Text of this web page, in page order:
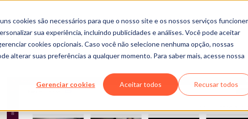
cookies são necessários para que o nosso site e os nossos serviços
sua experiência, incluindo publicidades e análises. Você pode aceitar
cookies opcionais. Caso você não selecione nenhuma opção, nossas
alterar suas preferências a qualquer momento. Para saber mais, acesse nossa
Gerenciar cookies Aceitar todos Recusar todos